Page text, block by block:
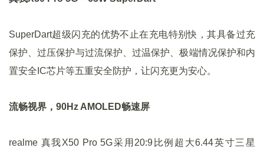
SuperDart超级闪充的优势不止在充电特别快，其具备过充
保护、过压保护与过流保护、过温保护、极端情况保护和内
置安全IC芯片等五重安全防护，让闪充更为安心。
流畅视界，90Hz AMOLED畅速屏
realme 真我X50 Pro 5G采用20:9比例超大6.44英寸三星